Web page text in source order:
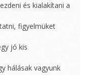
és kialakítani a
figyelmüket
jó kis
hálásak vagyunk